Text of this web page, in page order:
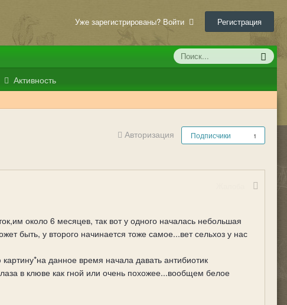
Уже зарегистрированы? Войти Регистрация
Активность
Авторизация Подписчики 1
около 6 месяцев, так вот у одного началась небольшая
быть, у второго начинается тоже самое...вет сельхоз у нас
данное время начала давать антибиотик
в клюве как гной или очень похожее...вообщем белое